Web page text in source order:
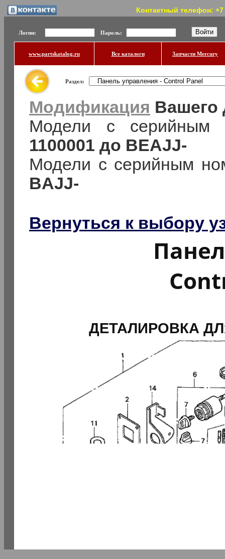
Контактный телефон:
Логин: Пароль:
www.partskatalog.ru Все каталоги Запчасти Mercury
Раздел:
Модификация Вашего
Модели с серийным
1100001 до BEAJJ-
Модели с серийным
BAJJ-
Вернуться к выбору
ДЕТАЛИРОВКА